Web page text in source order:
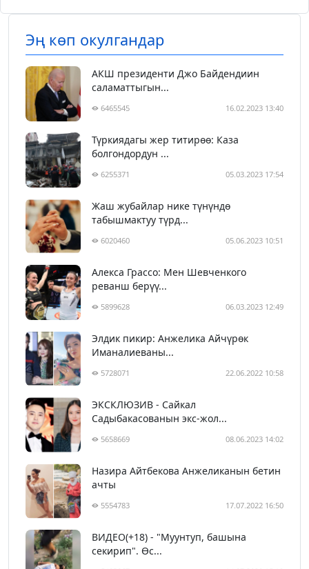
Эң көп окулгандар
АКШ президенти Джо Байдендиин
саламаттыгын...
6465545 16.02.2023 13:40
Түркиядагы жер титирөө: Каза
болгондордун ...
6255371 05.03.2023 17:54
Жаш жубайлар нике түнүндө
табышмактуу түрд...
6020460 05.06.2023 10:51
Алекса Грассо: Мен Шевченкого
реванш берүү...
5899628 06.03.2023 12:49
Элдик пикир: Анжелика Айчүрөк
Иманалиеваны...
5728071 22.06.2022 10:58
ЭКСКЛЮЗИВ - Сайкал
Садыбакасованын экс-жол...
5658669 08.06.2023 14:02
Назира Айтбекова Анжеликанын бетин
ачты
5554783 17.07.2022 16:50
ВИДЕО(+18) - "Муунтуп, башына
секирип". Өс...